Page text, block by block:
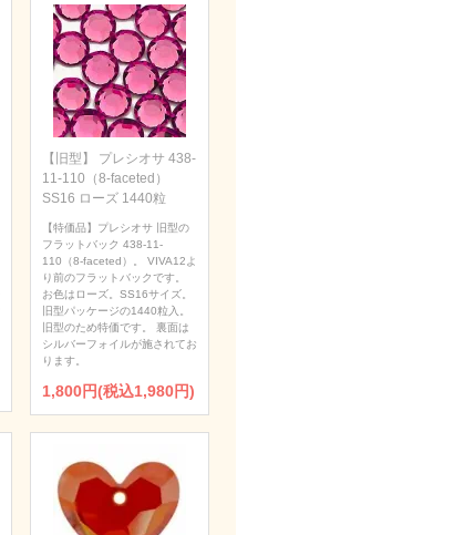
【旧型】 プレシオサ 438-
11-110（8-faceted）
SS16 ローズ 1440粒
【特価品】プレシオサ 旧型の
フラットバック 438-11-
110（8-faceted）。 VIVA12よ
り前のフラットバックです。
お色はローズ。SS16サイズ。
旧型パッケージの1440粒入。
旧型のため特価です。 裏面は
シルバーフォイルが施されてお
ります。
1,800円(税込1,980円)